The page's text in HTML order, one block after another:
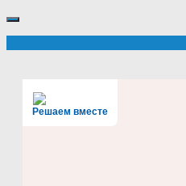
Решаем вместе